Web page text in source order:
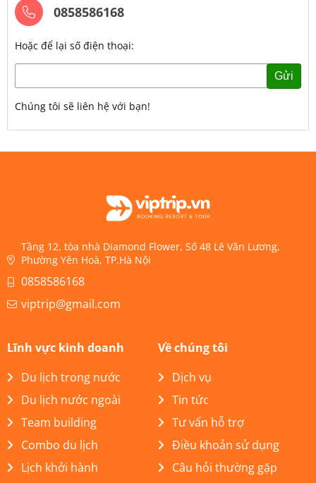
0858586168
Hoặc để lại số điện thoại:
Gửi
Chúng tôi sẽ liên hệ với bạn!
Tầng 12, tòa nhà Diamond Flower, Số 48 Lê Văn Lương,
Phường Yên Hoà, TP.Hà Nội
0858586168
viptrip@gmail.com
Lĩnh vực kinh doanh
Du lịch trong nước
Du lịch nước ngoài
Team building
Combo du lịch
Lịch khởi hành
Về chúng tôi
Dịch vụ
Tin tức
Tư vấn hỗ trợ
Điều khoản sử dụng
Câu hỏi thường gặp